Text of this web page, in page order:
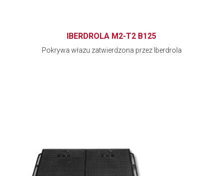
IBERDROLA M2-T2 B125
Pokrywa włazu zatwierdzona przez Iberdrola